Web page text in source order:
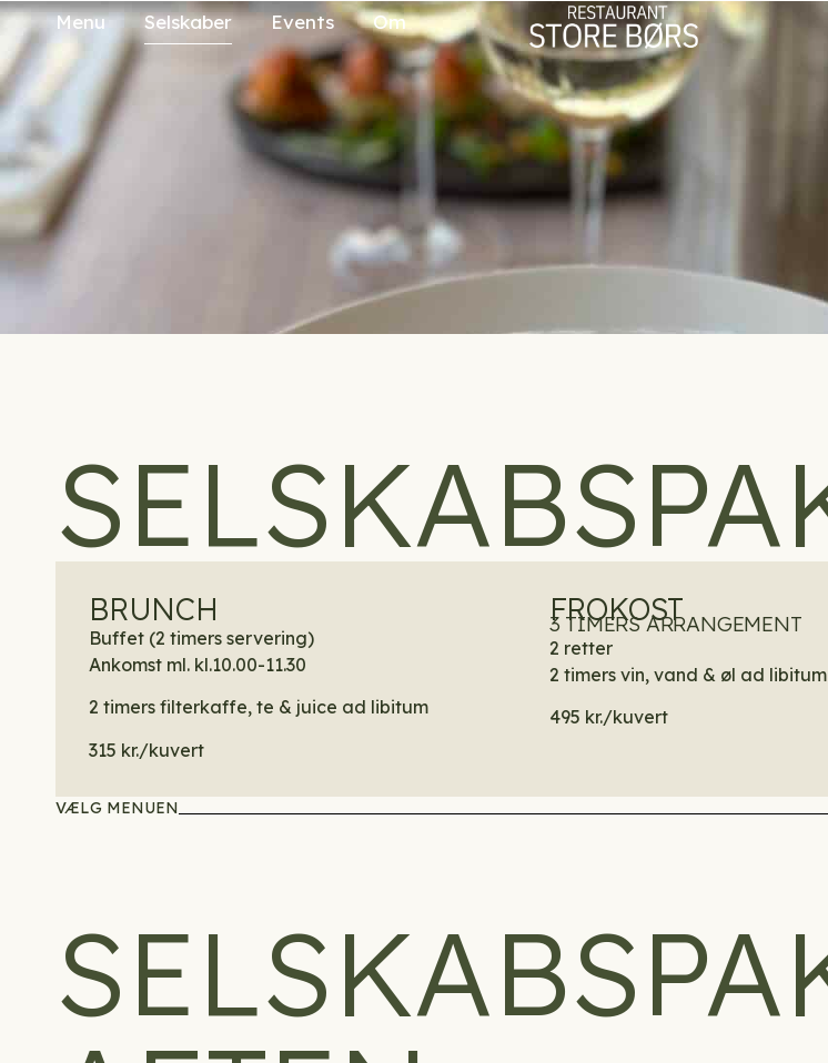
Menu Selskaber Events Om
BRUNCH
Buffet (2 timers servering)
Ankomst ml. kl.10.00-11.30
2 timers filterkaffe, te & juice ad libitum
315 kr./kuvert
FROKOST
3 TIMERS ARRANGEMENT
2 retter
2 timers vin, vand & øl ad libitum
495 kr./kuvert
VÆLG MENUEN